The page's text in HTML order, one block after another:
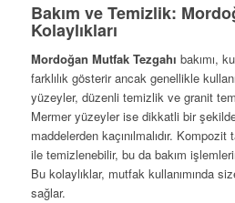
Bakım ve Temizlik:
Kolaylıkları
Mordoğan Mutfak Tezgahı bakımı,
farklılık gösterir ancak genellikle
yüzeyler, düzenli temizlik ve granit
Mermer yüzeyler ise dikkatli bir
maddelerden kaçınılmalıdır.
ile temizlenebilir, bu da bakım
Bu kolaylıklar, mutfak kullanımında
sağlar.